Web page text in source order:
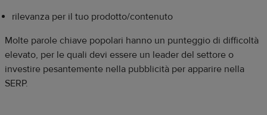
rilevanza per il tuo prodotto/contenuto
Molte parole chiave popolari hanno un punteggio di difficoltà
elevato, per le quali devi essere un leader del settore o
investire pesantemente nella pubblicità per apparire nella
SERP.